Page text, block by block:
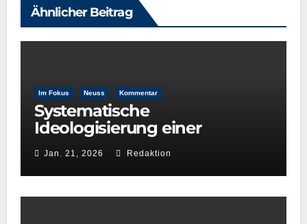
Ähnlicher Beitrag
Im Fokus Neuss Kommentar
Systematische
Ideologisierung einer
Kulturentscheidung: Die Rolle
der GRÜNEN im
Kulturausschuss
Jan. 21, 2026 Redaktion